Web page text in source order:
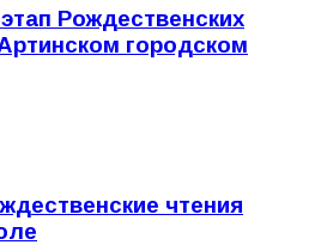
Рождественских
городском
чтения